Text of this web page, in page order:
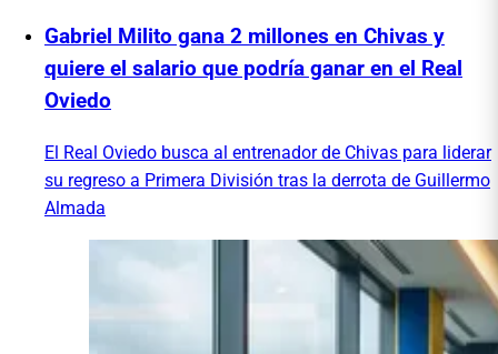
Gabriel Milito gana 2 millones en Chivas y
quiere el salario que podría ganar en el Real
Oviedo
El Real Oviedo busca al entrenador de Chivas para liderar
su regreso a Primera División tras la derrota de Guillermo
Almada